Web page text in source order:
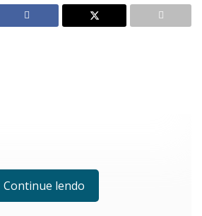
Continue lendo